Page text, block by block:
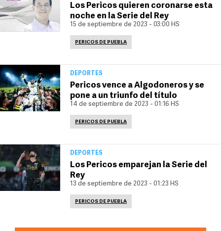
Los Pericos quieren coronarse esta
noche en la Serie del Rey
15 de septiembre de 2023 - 03:00 HS
PERICOS DE PUEBLA
DEPORTES
Pericos vence a Algodoneros y se
pone a un triunfo del título
14 de septiembre de 2023 - 01:16 HS
PERICOS DE PUEBLA
DEPORTES
Los Pericos emparejan la Serie del
Rey
13 de septiembre de 2023 - 01:23 HS
PERICOS DE PUEBLA